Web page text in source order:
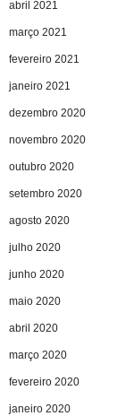
abril 2021
março 2021
fevereiro 2021
janeiro 2021
dezembro 2020
novembro 2020
outubro 2020
setembro 2020
agosto 2020
julho 2020
junho 2020
maio 2020
abril 2020
março 2020
fevereiro 2020
janeiro 2020